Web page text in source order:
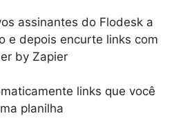
assinantes do Flodesk a
e depois encurte links com
by Zapier
links que você
planilha